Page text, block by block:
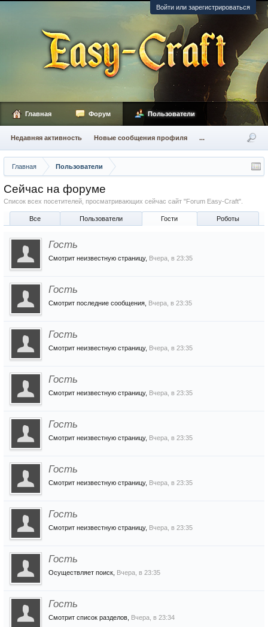
Войти или зарегистрироваться
Главная Пользователи
Сейчас на форуме
Список всех посетителей, просматривающих сейчас сайт "Forum Easy-Craft".
Все Пользователи Гости Роботы
Гость
Смотрит неизвестную страницу, Вчера, в 23:35
Гость
Смотрит последние сообщения, Вчера, в 23:35
Гость
Смотрит неизвестную страницу, Вчера, в 23:35
Гость
Смотрит неизвестную страницу, Вчера, в 23:35
Гость
Смотрит неизвестную страницу, Вчера, в 23:35
Гость
Смотрит неизвестную страницу, Вчера, в 23:35
Гость
Смотрит неизвестную страницу, Вчера, в 23:35
Гость
Осуществляет поиск, Вчера, в 23:35
Гость
Смотрит список разделов, Вчера, в 23:34
Главная Форум Пользователи
Недавняя активность Новые сообщения профиля ...